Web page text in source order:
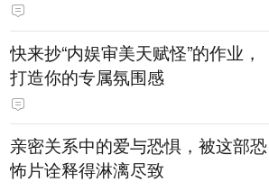
快来抄“内娱审美天赋怪”的作业，
打造你的专属氛围感
亲密关系中的爱与恐惧，被这部恐
怖片诠释得淋漓尽致